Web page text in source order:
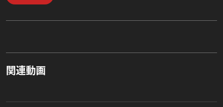
関連動画